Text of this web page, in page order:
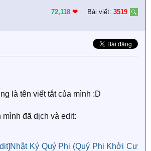
72,118 ❤︎ Bài viết: 3519
là tên viết tắt của mình :D
đã dịch và edit:
Ký Quý Phi (Quý Phi Khởi Cư